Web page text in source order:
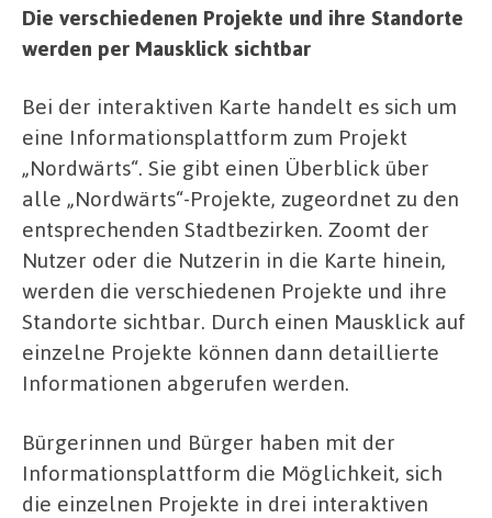
Die verschiedenen Projekte und ihre Standorte
werden per Mausklick sichtbar
Bei der interaktiven Karte handelt es sich um
eine Informationsplattform zum Projekt
„Nordwärts“. Sie gibt einen Überblick über
alle „Nordwärts“-Projekte, zugeordnet zu den
entsprechenden Stadtbezirken. Zoomt der
Nutzer oder die Nutzerin in die Karte hinein,
werden die verschiedenen Projekte und ihre
Standorte sichtbar. Durch einen Mausklick auf
einzelne Projekte können dann detaillierte
Informationen abgerufen werden.
Bürgerinnen und Bürger haben mit der
Informationsplattform die Möglichkeit, sich
die einzelnen Projekte in drei interaktiven